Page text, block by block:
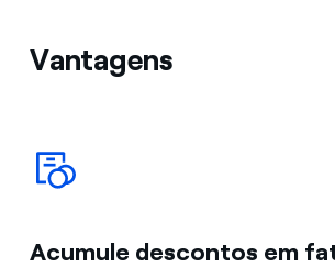
Vantagens
Acumule descontos em